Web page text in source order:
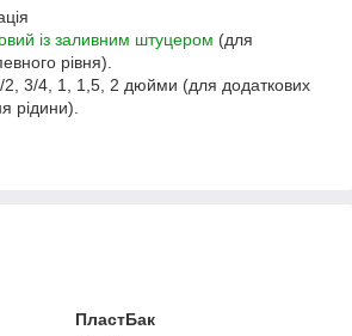
із заливним штуцером (для
рівня).
2, 3/4, 1, 1,5, 2 дюйми (для додаткових
рідини).
ПластБак